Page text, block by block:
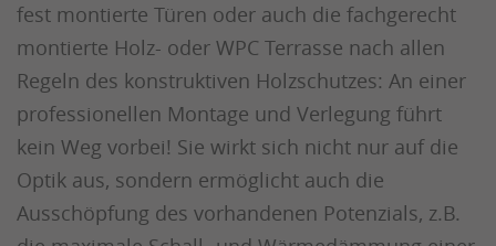
fest montierte Türen oder auch die fachgerecht
montierte Holz- oder WPC Terrasse nach allen
Regeln des konstruktiven Holzschutzes: An einer
professionellen Montage und Verlegung führt
kein Weg vorbei! Sie wirkt sich nicht nur auf die
Optik aus, sondern ermöglicht auch die
Ausschöpfung des vorhandenen Potenzials, z.B.